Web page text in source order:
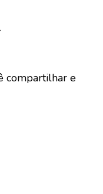
compartilhar e